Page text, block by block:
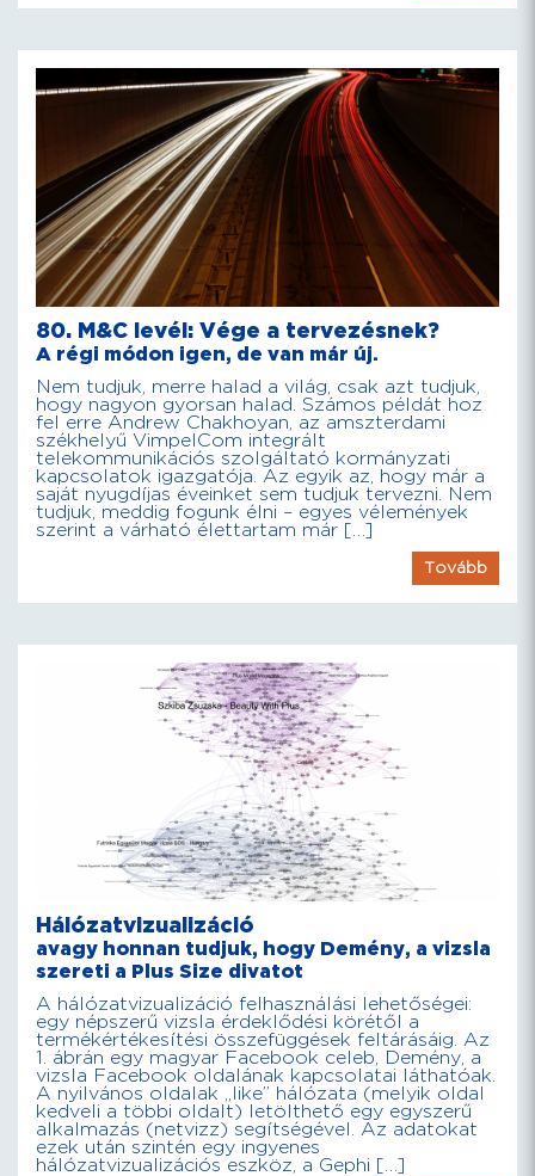
80. M&C levél: Vége a tervezésnek?
A régi módon igen, de van már új.
Nem tudjuk, merre halad a világ, csak azt tudjuk,
hogy nagyon gyorsan halad. Számos példát hoz
fel erre Andrew Chakhoyan, az amszterdami
székhelyű VimpelCom integrált
telekommunikációs szolgáltató kormányzati
kapcsolatok igazgatója. Az egyik az, hogy már a
saját nyugdíjas éveinket sem tudjuk tervezni. Nem
tudjuk, meddig fogunk élni – egyes vélemények
szerint a várható élettartam már […]
Tovább
Hálózatvizualizáció
avagy honnan tudjuk, hogy Demény, a vizsla
szereti a Plus Size divatot
A hálózatvizualizáció felhasználási lehetőségei:
egy népszerű vizsla érdeklődési körétől a
termékértékesítési összefüggések feltárásáig. Az
1. ábrán egy magyar Facebook celeb, Demény, a
vizsla Facebook oldalának kapcsolatai láthatóak.
A nyilvános oldalak „like” hálózata (melyik oldal
kedveli a többi oldalt) letölthető egy egyszerű
alkalmazás (netvizz) segítségével. Az adatokat
ezek után szintén egy ingyenes
hálózatvizualizációs eszköz, a Gephi […]